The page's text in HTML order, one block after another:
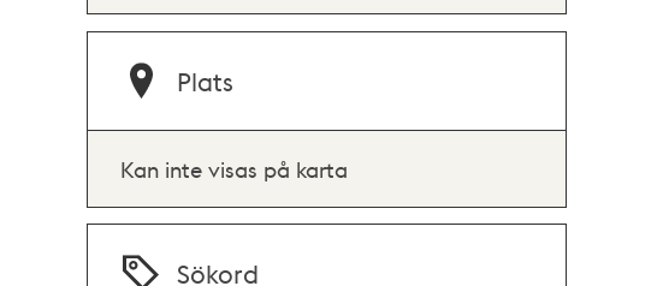
Plats
Kan inte visas på karta
Sökord